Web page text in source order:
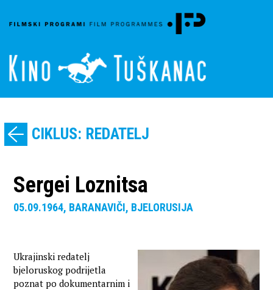
CIKLUS: REDATELJ
Sergei Loznitsa
05.09.1964, BARANAVIČI, BJELORUSIJA
Ukrajinski redatelj
bjeloruskog podrijetla
poznat po dokumentarnim i